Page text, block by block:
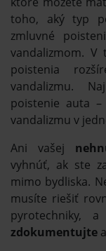
toho, aký typ
zmluvné
vandalizmom.
poistenia
vandalizmu.
poistenie auta –
vandalizmu v
Ani vašej
vyhnúť, ak ste
mimo bydliska.
musíte riešiť
pyrotechniky,
zdokumentujte